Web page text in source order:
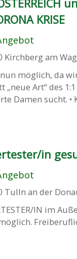
KRISE
Kirchberg am
möglich, da
„neue Art“ des
Damen sucht. •
in
Tulln an der
IN im